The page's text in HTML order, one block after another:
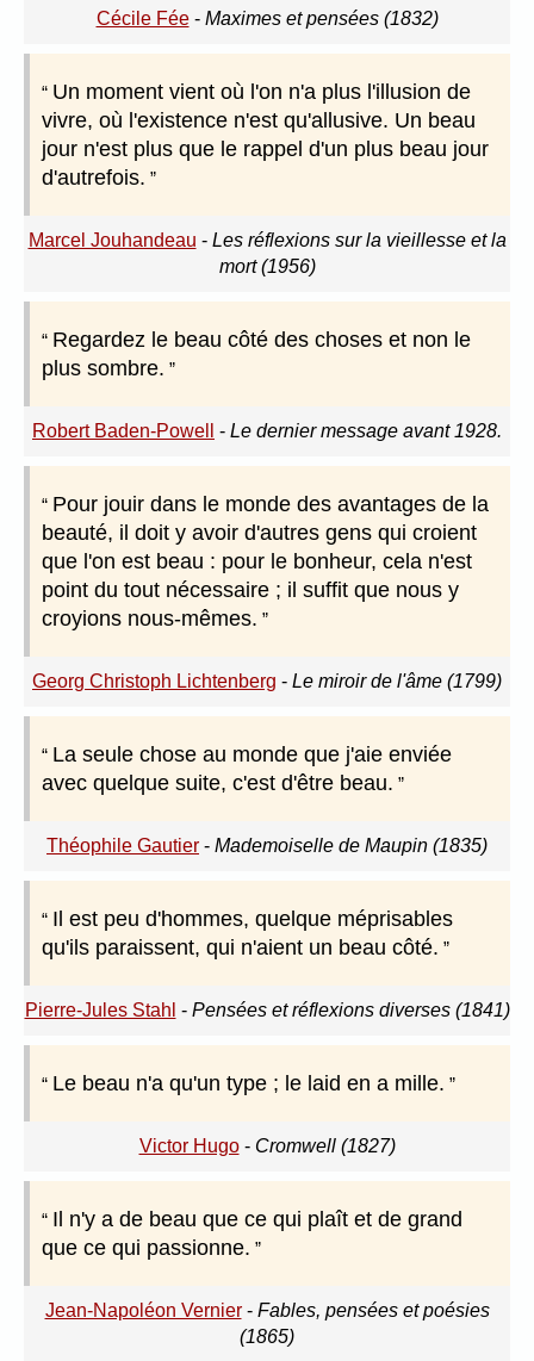
Cécile Fée- Maximes et pensées (1832)
Un moment vient où l'on n'a plus l'illusion de
vivre, où l'existence n'est qu'allusive. Un beau
jour n'est plus que le rappel d'un plus beau jour
d'autrefois.
Marcel Jouhandeau - Les réflexions sur la vieillesse et la
mort (1956)
Regardez le beau côté des choses et non le
plus sombre.
Robert Baden-Powell - Le dernier message avant 1928.
Pour jouir dans le monde des avantages de la
beauté, il doit y avoir d'autres gens qui croient
que l'on est beau : pour le bonheur, cela n'est
point du tout nécessaire ; il suffit que nous y
croyions nous-mêmes.
Georg Christoph Lichtenberg - Le miroir de l'âme (1799)
La seule chose au monde que j'aie enviée
avec quelque suite, c'est d'être beau.
Théophile Gautier - Mademoiselle de Maupin (1835)
Il est peu d'hommes, quelque méprisables
qu'ils paraissent, qui n'aient un beau côté.
Pierre-Jules Stahl - Pensées et réflexions diverses (1841)
Le beau n'a qu'un type ; le laid en a mille.
Victor Hugo- Cromwell (1827)
Il n'y a de beau que ce qui plaît et de grand
que ce qui passionne.
Jean-Napoléon Vernier- Fables, pensées et poésies
(1865)